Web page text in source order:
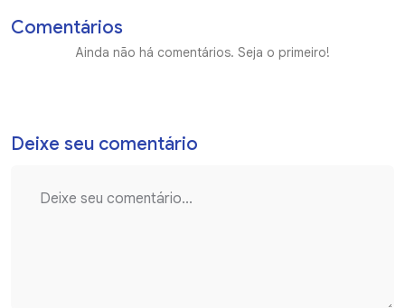
Comentários
Ainda não há comentários. Seja o primeiro!
Deixe seu comentário